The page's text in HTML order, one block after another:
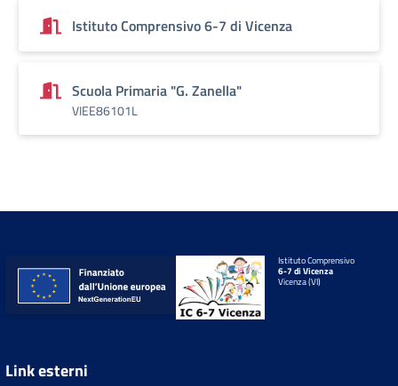
Istituto Comprensivo 6-7 di Vicenza
Scuola Primaria "G. Zanella"
VIEE86101L
Istituto Comprensivo
6-7 di Vicenza
Vicenza (VI)
Link esterni